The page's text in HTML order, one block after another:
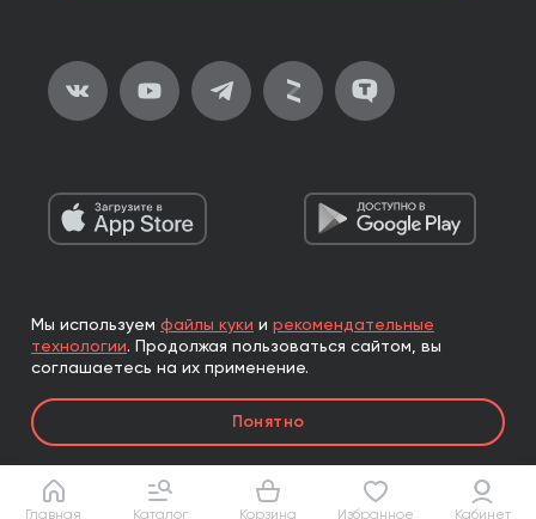
2026, ООО «Альпина Паблишер»
Все права защищены
Книги реализуются ООО «Альпина Паблишер»
по договору комиссии с ООО «Альпина нон-фикшн»,
по договору комиссии с ООО «Альпина ПРО».
Мы используем файлы куки и рекомендательные
технологии. Продолжая пользоваться сайтом, вы
соглашаетесь на их применение.
Понятно
Главная Каталог Корзина Избранное Кабинет